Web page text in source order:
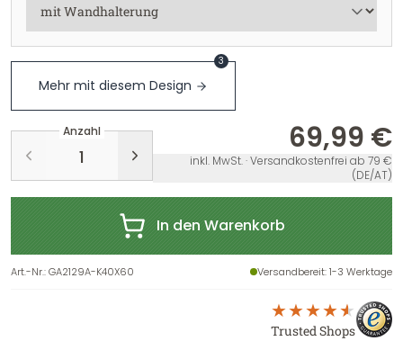
Mehr mit diesem Design
3
Anzahl 69,99 €
inkl. MwSt. · Versandkostenfrei ab 79 €
(DE/AT)
In den Warenkorb
Art.-Nr.:GA2129A-K40X60 Versandbereit: 1-3 Werktage
Trusted Shops